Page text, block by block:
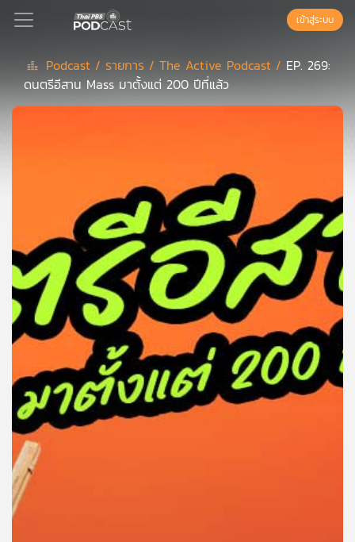
Podcast
เพล
ย์
ลิ
สต์
ของ
เพลง
บทความ
เข้าสู่ระบบ
Podcast / รายการ /The Active Podcast / EP. 269:
ดนตรีอีสาน Mass มาตั้งแต่ 200 ปีที่แล้ว